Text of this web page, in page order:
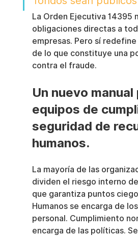
La Orden Ejecutiva 14395
obligaciones directas a
empresas. Pero sí
de lo que constituye una
contra el fraude.
Un nuevo manual
equipos de
seguridad de
humanos.
La mayoría de las
dividen el riesgo interno
que garantiza puntos
Humanos se encarga de
personal. Cumplimiento
encarga de las políticas.